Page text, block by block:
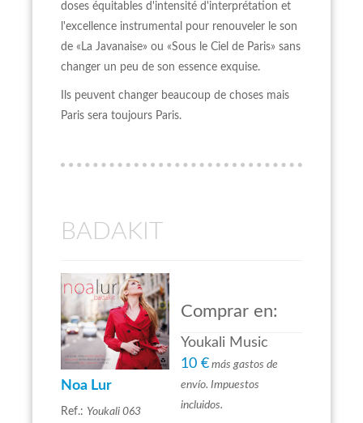
doses équitables d'intensité d'interprétation et
l'excellence instrumental pour renouveler le son
de «La Javanaise» ou «Sous le Ciel de Paris» sans
changer un peu de son essence exquise.
Ils peuvent changer beaucoup de choses mais
Paris sera toujours Paris.
BADAKIT
Noa Lur
Ref.: Youkali 063
Comprar en:
Youkali Music
10 € más gastos de
envío. Impuestos
incluidos.